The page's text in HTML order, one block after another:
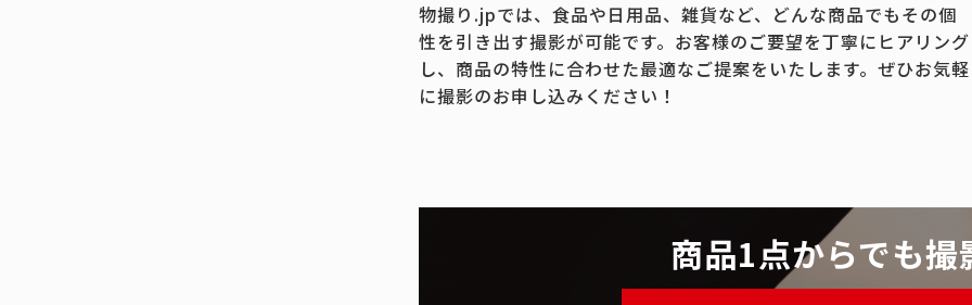
物撮り.jpでは、食品や日用品、雑貨など、どんな商品でもその個
性を引き出す撮影が可能です。お客様のご要望を丁寧にヒアリング
し、商品の特性に合わせた最適なご提案をいたします。ぜひお気軽
に撮影のお申し込みください！
商品1点からでも撮